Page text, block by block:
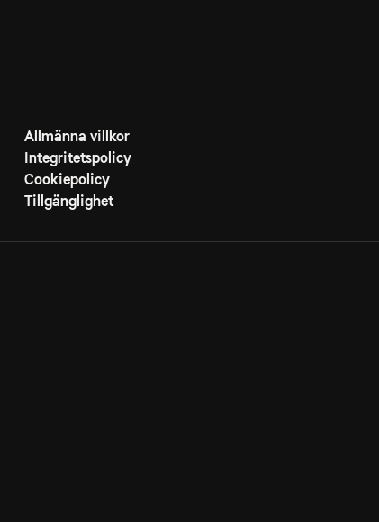
Allmänna villkor
Integritetspolicy
Cookiepolicy
Tillgänglighet